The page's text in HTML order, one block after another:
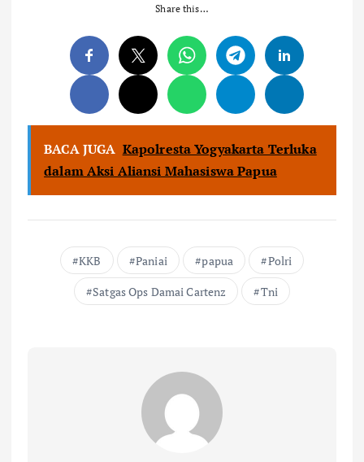
Share this…
BACA JUGA Kapolresta Yogyakarta Terluka
dalam Aksi Aliansi Mahasiswa Papua
KKB Paniai papua
Polri
Satgas Ops Damai Cartenz
Tni